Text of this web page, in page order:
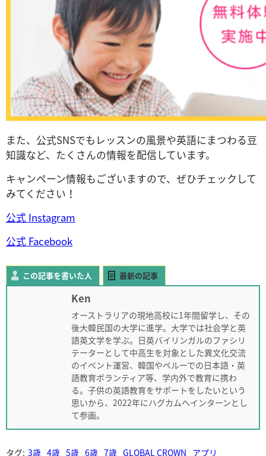
また、公式SNSでもレッスンの風景や英語にまつわる豆
知識など、たくさんの情報を配信しています。
キャンペーン情報もございますので、ぜひチェックして
みてください！
公式 Instagram
公式 Facebook
この記事を書いた人 最新の記事
Ken
オーストラリアの現地高校に1年間留学し、その
後大韓民国の大学に進学。大学では社会学と英
語英文学を学ぶ。日英バイリンガルのファシリ
テーターとして中高生を対象とした異文化交流
のイベント運営、韓国やペルーでの日本語・英
語教育ボランティア等、学内外で教育に携わ
る。子供の英語教育をサポートをしたいという
思いから、2022年にハグカムへインターンとし
て参画。
タグ: 3歳 4歳 5歳 6歳 7歳 GLOBAL CROWN アプリ